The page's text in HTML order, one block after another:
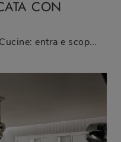
CON
Cucine con penisola Aster Cucine: entra e scopri un mondo di design e contenuto estetico! La cucina convenzionale Luxury Glam laccata con penisola ti ...